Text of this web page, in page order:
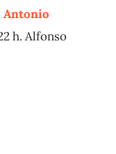
Antonio
h. Alfonso